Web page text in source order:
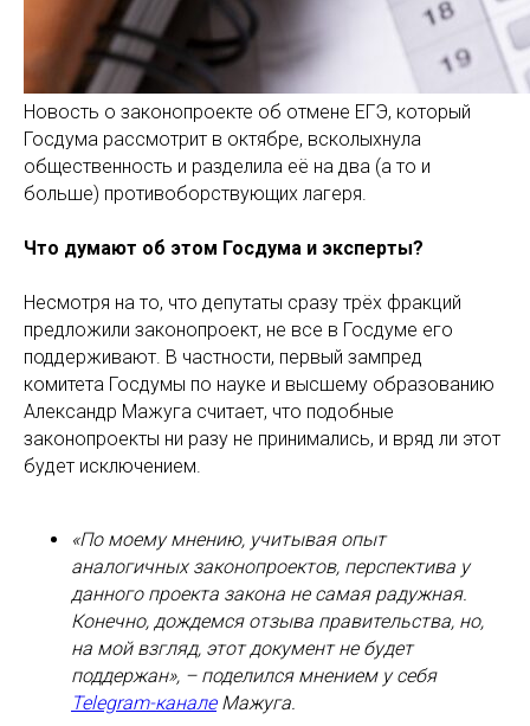
Новость о законопроекте об отмене ЕГЭ, который
Госдума рассмотрит в октябре, всколыхнула
общественность и разделила её на два (а то и
больше) противоборствующих лагеря.
Что думают об этом Госдума и эксперты?
Несмотря на то, что депутаты сразу трёх фракций
предложили законопроект, не все в Госдуме его
поддерживают. В частности, первый зампред
комитета Госдумы по науке и высшему образованию
Александр Мажуга считает, что подобные
законопроекты ни разу не принимались, и вряд ли этот
будет исключением.
«По моему мнению, учитывая опыт
аналогичных законопроектов, перспектива у
данного проекта закона не самая радужная.
Конечно, дождемся отзыва правительства, но,
на мой взгляд, этот документ не будет
поддержан», – поделился мнением у себя
Telegram-каналеМажуга.